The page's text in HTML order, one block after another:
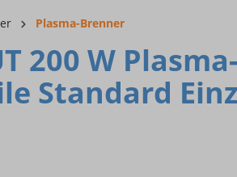
Plasma-Brenner
200 W
Standard